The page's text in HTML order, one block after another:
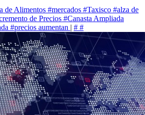
de Alimentos #mercados #Taxisco #alza de
de Precios #Canasta Ampliada
#precios aumentan | # #